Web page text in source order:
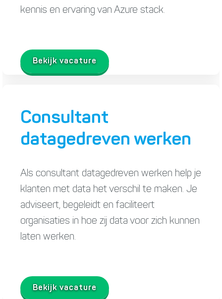
kennis en ervaring van Azure stack.
Bekijk vacature
Consultant
datagedreven werken
Als consultant datagedreven werken help je
klanten met data het verschil te maken. Je
adviseert, begeleidt en faciliteert
organisaties in hoe zij data voor zich kunnen
laten werken.
Bekijk vacature